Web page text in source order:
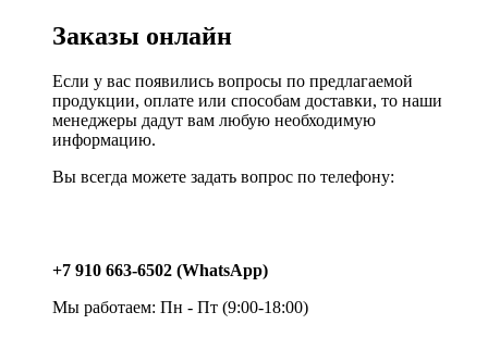
Заказы онлайн
Если у вас появились вопросы по предлагаемой
продукции, оплате или способам доставки, то наши
менеджеры дадут вам любую необходимую
информацию.
Вы всегда можете задать вопрос по телефону:
+7 910 663-6502 (WhatsApp)
Мы работаем: Пн - Пт (9:00-18:00)